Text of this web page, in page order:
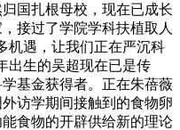
国扎根母校，现在已成长
接过了学院学科扶植取人
机遇，让我们正在严沉科
出生的吴超现在已是传
基金获得者。正在朱蓓薇
访学期间接触到的食物卵
食物的开辟供给新的理论